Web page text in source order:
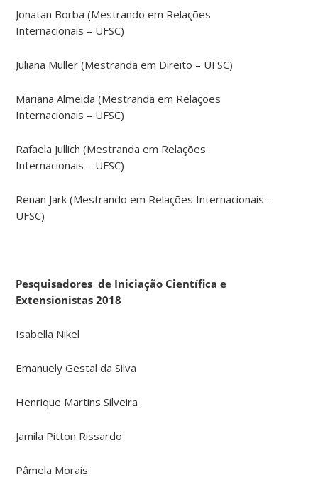
Jonatan Borba (Mestrando em Relações
Internacionais – UFSC)
Juliana Muller (Mestranda em Direito – UFSC)
Mariana Almeida (Mestranda em Relações
Internacionais – UFSC)
Rafaela Jullich (Mestranda em Relações
Internacionais – UFSC)
Renan Jark (Mestrando em Relações Internacionais –
UFSC)
Pesquisadores de Iniciação Científica e
Extensionistas 2018
Isabella Nikel
Emanuely Gestal da Silva
Henrique Martins Silveira
Jamila Pitton Rissardo
Pâmela Morais